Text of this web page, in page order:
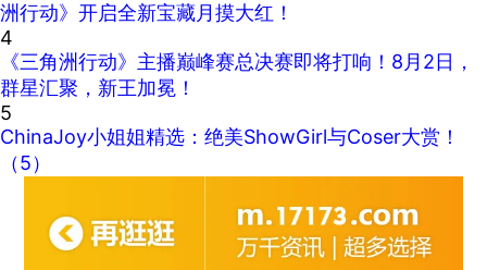
洲行动》开启全新宝藏月摸大红！
4
《三角洲行动》主播巅峰赛总决赛即将打响！8月2日，
群星汇聚，新王加冕！
5
ChinaJoy小姐姐精选：绝美ShowGirl与Coser大赏！
（5）